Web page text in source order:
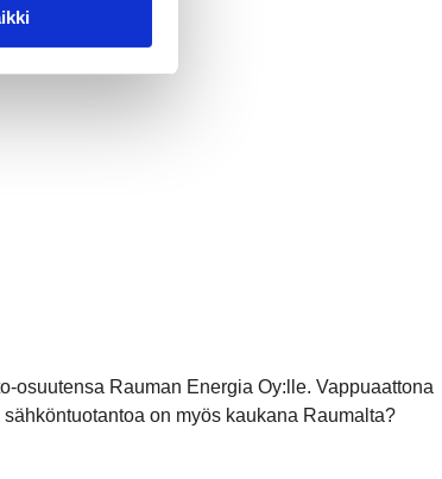
osuutensa Rauman Energia Oy:lle. Vappuaattona
on myös kaukana Raumalta?